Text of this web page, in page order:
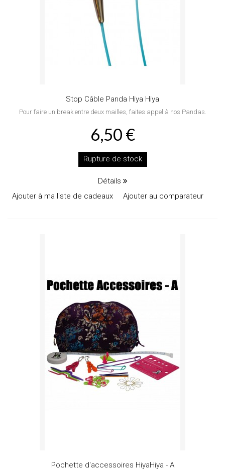
Stop Câble Panda Hiya Hiya
Pour faire un break entre deux mailles, faites appel à nos Pandas.
6,50 €
Rupture de stock
Détails
Ajouter à ma liste de cadeaux
Ajouter au comparateur
Pochette d'accessoires HiyaHiya - A